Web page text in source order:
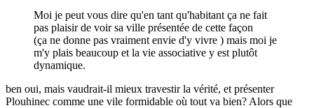
Moi je peut vous dire qu'en tant qu'habitant ça ne fait
pas plaisir de voir sa ville présentée de cette façon
(ça ne donne pas vraiment envie d'y vivre ) mais moi je
m'y plais beaucoup et la vie associative y est plutôt
dynamique.
ben oui, mais vaudrait-il mieux travestir la vérité, et présenter
Plouhinec comme une vile formidable où tout va bien? Alors que